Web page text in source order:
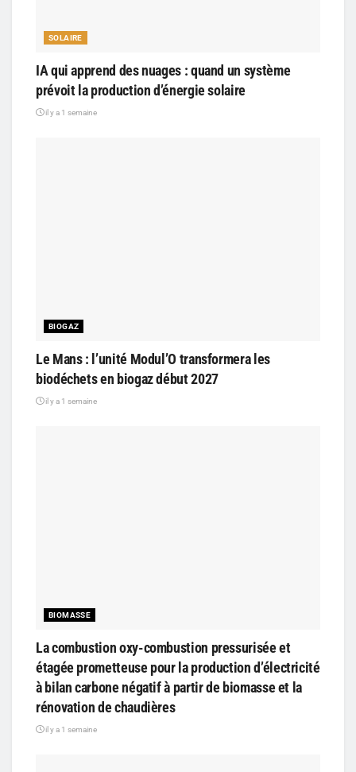
SOLAIRE
IA qui apprend des nuages : quand un système
prévoit la production d’énergie solaire
il y a 1 semaine
BIOGAZ
Le Mans : l’unité Modul’O transformera les
biodéchets en biogaz début 2027
il y a 1 semaine
BIOMASSE
La combustion oxy-combustion pressurisée et
étagée prometteuse pour la production d’électricité
à bilan carbone négatif à partir de biomasse et la
rénovation de chaudières
il y a 1 semaine